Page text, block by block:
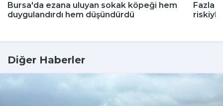
Bursa'da ezana uluyan sokak köpeği hem
duygulandırdı hem düşündürdü
Fazla
Diğer Haberler